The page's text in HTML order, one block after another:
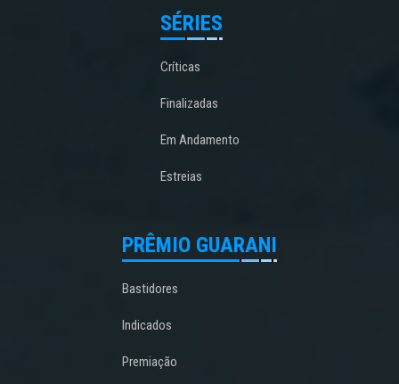
SÉRIES
Críticas
Finalizadas
Em Andamento
Estreias
PRÊMIO GUARANI
Bastidores
Indicados
Premiação